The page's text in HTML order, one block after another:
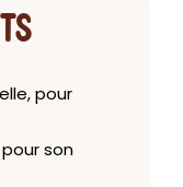
pour
son